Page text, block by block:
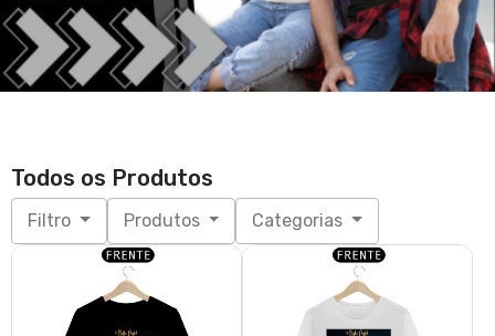
Todos os Produtos
Filtro Produtos Categorias